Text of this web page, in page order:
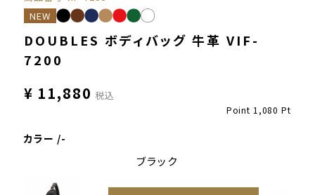
NEW
DOUBLES ボディバッグ 牛革 VIF-
7200
¥ 11,880 税込
Point 1,080 Pt
カラー -
ブラック